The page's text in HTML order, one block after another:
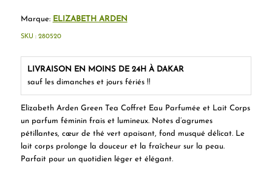
Elizabeth Arden Green Tea Coffret Eau Parfumée et Lait Corps
un parfum féminin frais et lumineux. Notes d’agrumes
pétillantes, cœur de thé vert apaisant, fond musqué délicat. Le
lait corps prolonge la douceur et la fraîcheur sur la peau.
Parfait pour un quotidien léger et élégant.
Marque: ELIZABETH ARDEN
LIVRAISON EN MOINS DE 24H À DAKAR
sauf les dimanches et jours fériés !!
SKU : 280520